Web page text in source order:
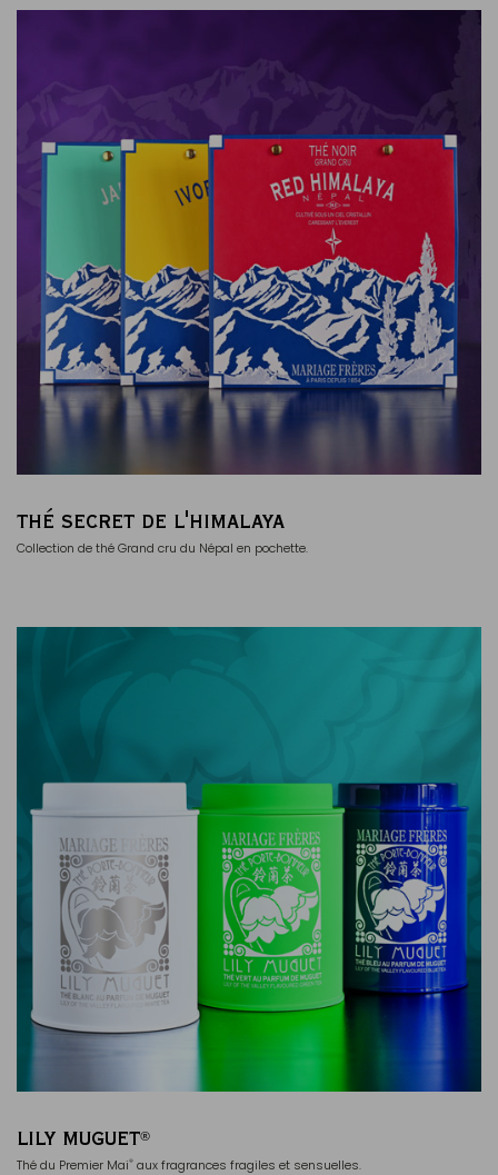
THÉ SECRET DE L'HIMALAYA
Collection de thé Grand cru du Népal en pochette.
LILY MUGUET®
Thé du Premier Mai® aux fragrances fragiles et sensuelles.